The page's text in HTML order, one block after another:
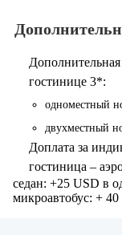
гостинице 3*:
одноместный
двухместный
Доплата за
гостиница –
седан: +25 USD в
микроавтобус: +